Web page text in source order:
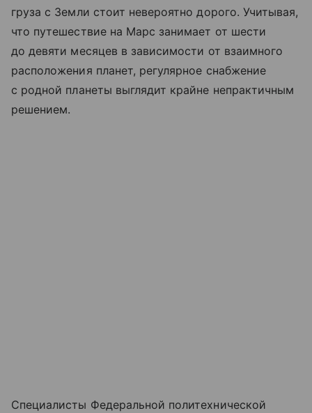
груза с Земли стоит невероятно дорого. Учитывая,
что путешествие на Марс занимает от шести
до девяти месяцев в зависимости от взаимного
расположения планет, регулярное снабжение
с родной планеты выглядит крайне непрактичным
решением.
Специалисты Федеральной политехнической